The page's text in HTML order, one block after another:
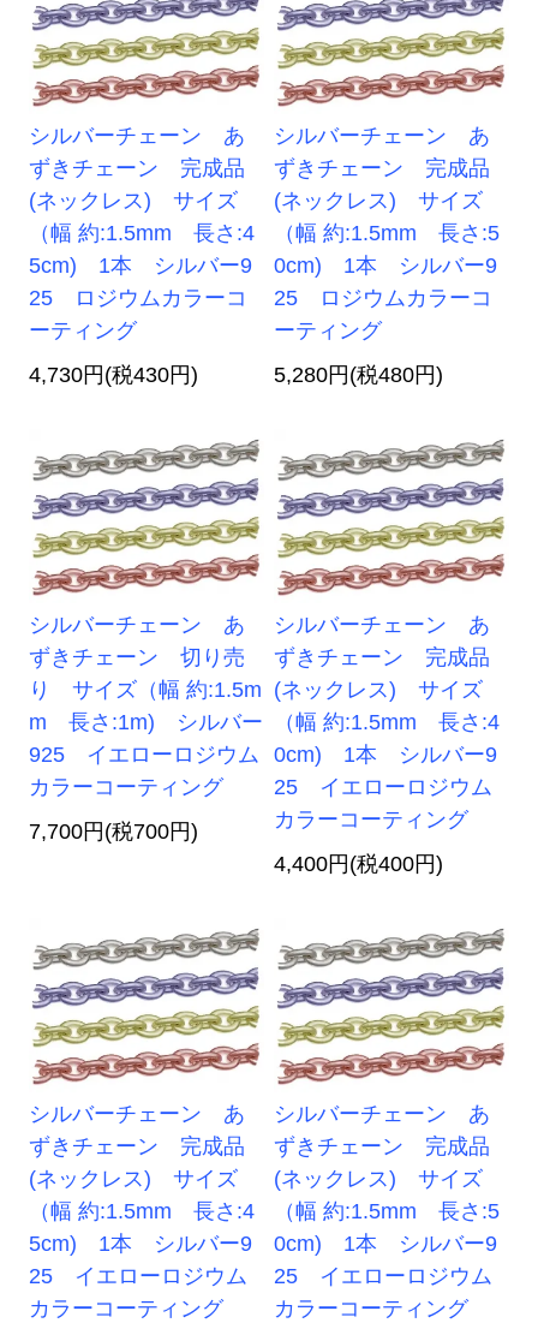
シルバーチェーン あ
ずきチェーン 完成品
(ネックレス) サイズ
（幅 約:1.5mm 長さ:4
5cm) 1本 シルバー9
25 ロジウムカラーコ
ーティング
4,730円(税430円)
シルバーチェーン あ
ずきチェーン 完成品
(ネックレス) サイズ
（幅 約:1.5mm 長さ:5
0cm) 1本 シルバー9
25 ロジウムカラーコ
ーティング
5,280円(税480円)
シルバーチェーン あ
ずきチェーン 切り売
り サイズ（幅 約:1.5m
m 長さ:1m) シルバー
925 イエローロジウム
カラーコーティング
7,700円(税700円)
シルバーチェーン あ
ずきチェーン 完成品
(ネックレス) サイズ
（幅 約:1.5mm 長さ:4
0cm) 1本 シルバー9
25 イエローロジウム
カラーコーティング
4,400円(税400円)
シルバーチェーン あ
ずきチェーン 完成品
(ネックレス) サイズ
（幅 約:1.5mm 長さ:4
5cm) 1本 シルバー9
25 イエローロジウム
カラーコーティング
シルバーチェーン あ
ずきチェーン 完成品
(ネックレス) サイズ
（幅 約:1.5mm 長さ:5
0cm) 1本 シルバー9
25 イエローロジウム
カラーコーティング